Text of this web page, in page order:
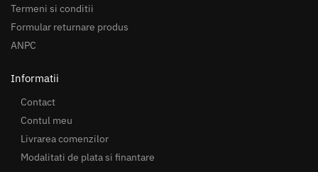
Termeni si conditii
Formular returnare produs
ANPC
Informatii
Contact
Contul meu
Livrarea comenzilor
Modalitati de plata si finantare